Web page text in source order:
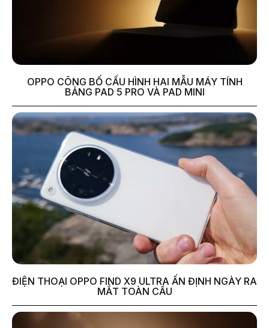
OPPO CÔNG BỐ CẤU HÌNH HAI MẪU MÁY TÍNH
BẢNG PAD 5 PRO VÀ PAD MINI
ĐIỆN THOẠI OPPO FIND X9 ULTRA ẤN ĐỊNH NGÀY RA
MẮT TOÀN CẦU